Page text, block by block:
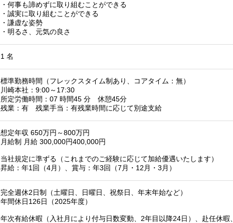
・何事も諦めずに取り組むことができる
・誠実に取り組むことができる
・謙虚な姿勢
・明るさ、元気の良さ
1 名
標準勤務時間（フレックスタイム制あり、コアタイム：無）
川崎本社：9:00～17:30
所定労働時間：07 時間45 分 休憩45分
残業：有 残業手当：有残業時間に応じて別途支給
想定年収 650万円～800万円
月給制 月給 300,000円400,000円
当社規定に準ずる（これまでのご経験に応じて加給優遇いたします）
昇給：年1回（4月）、賞与：年3回（7月・12月・3月）
完全週休2日制（土曜日、日曜日、祝祭日、年末年始など）
年間休日126日（2025年度）
年次有給休暇（入社月により付与日数変動、2年目以降24日）、赴任休暇